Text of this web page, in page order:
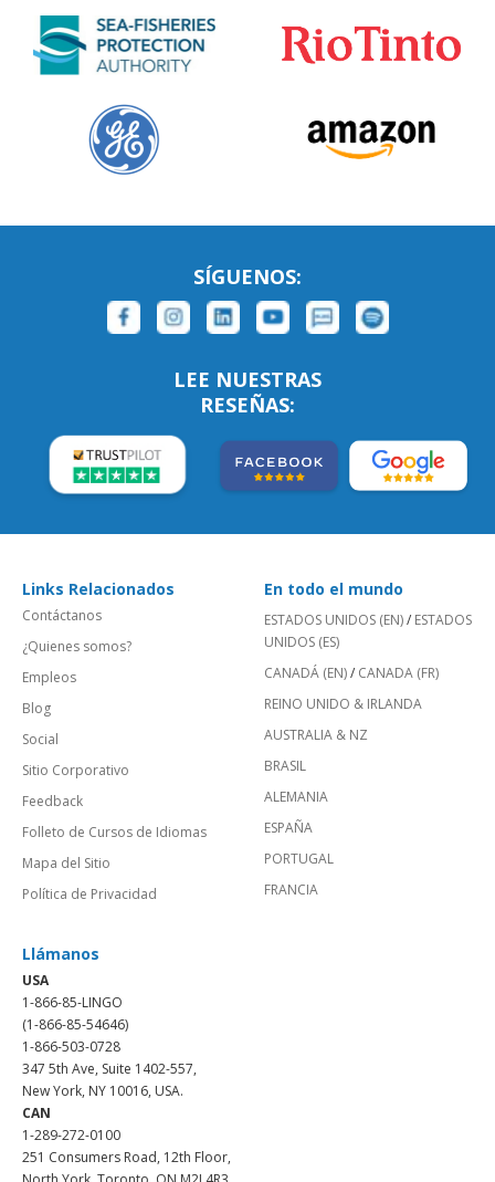
SÍGUENOS:
LEE NUESTRAS
RESEÑAS:
Links Relacionados
Contáctanos
¿Quienes somos?
Empleos
Blog
Social
Sitio Corporativo
Feedback
Folleto de Cursos de Idiomas
Mapa del Sitio
Política de Privacidad
En todo el mundo
ESTADOS UNIDOS (EN)/ ESTADOS
UNIDOS (ES)
CANADÁ (EN)/ CANADA (FR)
REINO UNIDO & IRLANDA
AUSTRALIA & NZ
BRASIL
ALEMANIA
ESPAÑA
PORTUGAL
FRANCIA
Llámanos
USA
1-866-85-LINGO
(1-866-85-54646)
1-866-503-0728
347 5th Ave, Suite 1402-557,
New York, NY 10016, USA.
CAN
1-289-272-0100
251 Consumers Road, 12th Floor,